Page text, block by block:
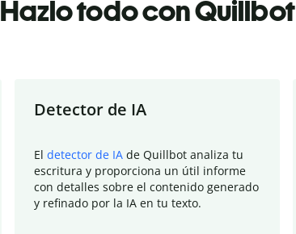
Hazlo todo con Quillbot
Detector de IA
El detector de IA de Quillbot analiza tu
escritura y proporciona un útil informe
con detalles sobre el contenido generado
y refinado por la IA en tu texto.